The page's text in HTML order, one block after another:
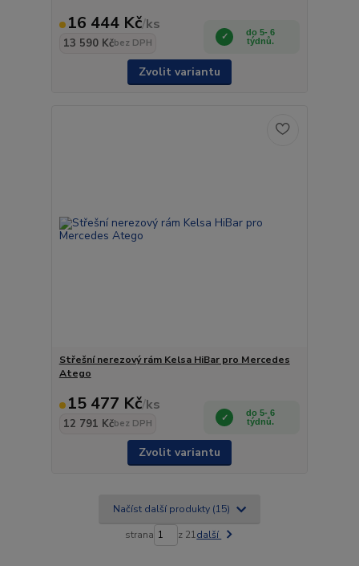
16 444 Kč/ks
13 590 Kčbez DPH
do 5- 6
týdnů.
Zvolit variantu
Střešní nerezový rám Kelsa HiBar pro Mercedes
Atego
15 477 Kč/ks
12 791 Kčbez DPH
do 5- 6
týdnů.
Zvolit variantu
Načíst další produkty (15)
strana z 21další